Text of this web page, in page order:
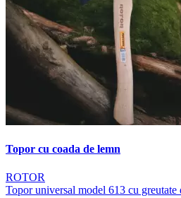
Topor cu coada de lemn
ROTOR
Topor universal model 613 cu